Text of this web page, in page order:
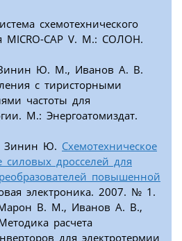
схемотехнического
MICRO-CAP V. М.: СОЛОН.
Ю. М., Иванов А. В.
с тиристорными
частоты для
М.: Энергоатомиздат.
Зинин Ю. Схемотехническое
силовых дросселей для
повышенной
электроника. 2007. № 1.
В. М., Иванов А. В.,
расчета
для электротермии